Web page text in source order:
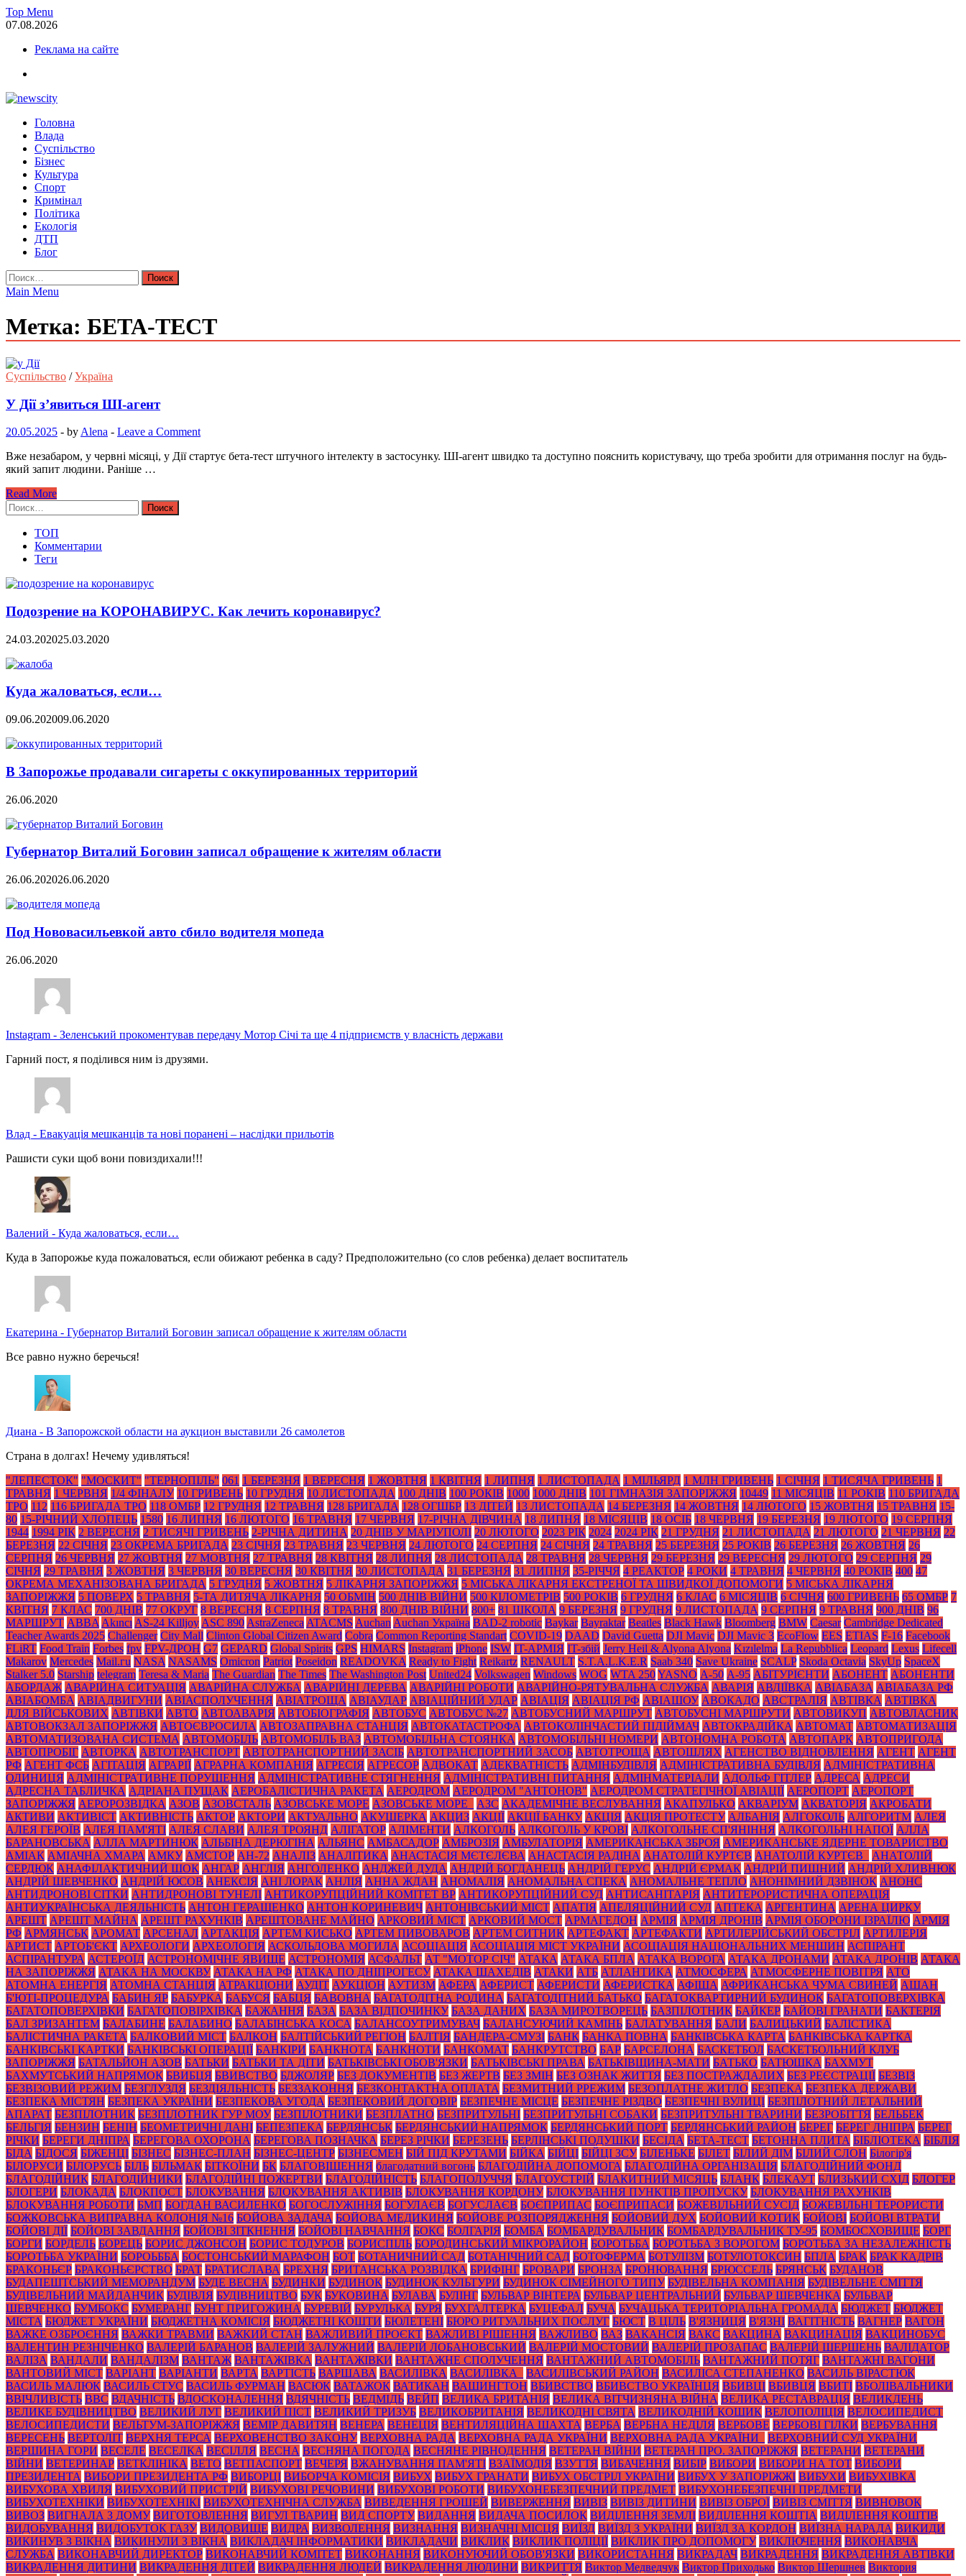
Skip
to
Top Menu
07.08.2026
Реклама на сайте
NewsCity — свежие новости Запорожья сегодня
Новости Запорожья и Запорожской области сегодня. События Запорожья, коррупция, политика, дтп, новости спорта
Головна
Влада
Суспільство
Бізнес
Культура
Спорт
Кримінал
Політика
Екологія
ДТП
Блог
Найти:
Main Menu
Метка: БЕТА-ТЕСТ
Суспільство /Україна
У Дії з’явиться ШІ-агент
20.05.2025 - by Alena - Leave a Comment
Вже незабаром, у червні місяці, у Дії стартує бета-тест штучного інтелекту в застосунку. ШІ-агент швидко та доступно пояснить користувачу, що треба зробити для отримання послуг на будь-
який запит людини. Раніше …
Read More
Найти:
ТОП
Комментарии
Теги
Подозрение на КОРОНАВИРУС. Как лечить коронавирус?
24.03.202025.03.2020
Куда жаловаться, если…
09.06.202009.06.2020
В Запорожье продавали сигареты с оккупированных территорий
26.06.2020
Губернатор Виталий Боговин записал обращение к жителям области
26.06.202026.06.2020
Под Нововасильевкой авто сбило водителя мопеда
26.06.2020
Instagram - Зеленський прокоментував передачу Мотор Січі та ще 4 підприємств у власність держави
Гарний пост, я поділився ним із друзями.
Влад - Евакуація мешканців та нові поранені – наслідки прильотів
Рашисти суки щоб вони повиздихали!!!
Валений - Куда жаловаться, если…
Куда в Запорожье куда пожаловаться, если обижают ребенка в саду? Предположительно (со слов ребенка) делает воспитатель
Екатерина - Губернатор Виталий Боговин записал обращение к жителям области
Все равно нужно беречься!
Диана - В Запорожской области на аукцион выставили 26 самолетов
Страна в долгах! Нечему удивляться!
"ЛЕПЕСТОК" "МОСКИТ" "ТЕРНОПІЛЬ" 061 1 БЕРЕЗНЯ 1 ВЕРЕСНЯ 1 ЖОВТНЯ 1 КВІТНЯ 1 ЛИПНЯ 1 ЛИСТОПАДА 1 МІЛЬЯРД 1 МЛН ГРИВЕНЬ 1 СІЧНЯ 1 ТИСЯЧА ГРИВЕНЬ 1
ТРАВНЯ 1 ЧЕРВНЯ 1/4 ФІНАЛУ 10 ГРИВЕНЬ 10 ГРУДНЯ 10 ЛИСТОПАДА 100 ДНІВ 100 РОКІВ 1000 1000 ДНІВ 101 ГІМНАЗІЯ ЗАПОРІЖЖЯ 10449 11 МІСЯЦІВ 11 РОКІВ 110 БРИГАДА
ТРО 112 116 БРИГАДА ТРО 118 ОМБР 12 ГРУДНЯ 12 ТРАВНЯ 128 БРИГАДА 128 ОГШБР 13 ДІТЕЙ 13 ЛИСТОПАДА 14 БЕРЕЗНЯ 14 ЖОВТНЯ 14 ЛЮТОГО 15 ЖОВТНЯ 15 ТРАВНЯ 15-
80 15-РІЧНИЙ ХЛОПЕЦЬ 1580 16 ЛИПНЯ 16 ЛЮТОГО 16 ТРАВНЯ 17 ЧЕРВНЯ 17-РІЧНА ДІВЧИНА 18 ЛИПНЯ 18 МІСЯЦІВ 18 ОСІБ 18 ЧЕРВНЯ 19 БЕРЕЗНЯ 19 ЛЮТОГО 19 СЕРПНЯ
1944 1994 РІК 2 ВЕРЕСНЯ 2 ТИСЯЧІ ГРИВЕНЬ 2-РІЧНА ДИТИНА 20 ДНІВ У МАРІУПОЛІ 20 ЛЮТОГО 2023 РІК 2024 2024 РІК 21 ГРУДНЯ 21 ЛИСТОПАДА 21 ЛЮТОГО 21 ЧЕРВНЯ 22
БЕРЕЗНЯ 22 СІЧНЯ 23 ОКРЕМА БРИГАДА 23 СІЧНЯ 23 ТРАВНЯ 23 ЧЕРВНЯ 24 ЛЮТОГО 24 СЕРПНЯ 24 СІЧНЯ 24 ТРАВНЯ 25 БЕРЕЗНЯ 25 РОКІВ 26 БЕРЕЗНЯ 26 ЖОВТНЯ 26
СЕРПНЯ 26 ЧЕРВНЯ 27 ЖОВТНЯ 27 МОВТНЯ 27 ТРАВНЯ 28 КВІТНЯ 28 ЛИПНЯ 28 ЛИСТОПАДА 28 ТРАВНЯ 28 ЧЕРВНЯ 29 БЕРЕЗНЯ 29 ВЕРЕСНЯ 29 ЛЮТОГО 29 СЕРПНЯ 29
СІЧНЯ 29 ТРАВНЯ 3 ЖОВТНЯ 3 ЧЕРВНЯ 30 ВЕРЕСНЯ 30 КВІТНЯ 30 ЛИСТОПАДА 31 БЕРЕЗНЯ 31 ЛИПНЯ 35-РІЧЧЯ 4 РЕАКТОР 4 РОКИ 4 ТРАВНЯ 4 ЧЕРВНЯ 40 РОКІВ 400 47
ОКРЕМА МЕХАНІЗОВАНА БРИГАДА 5 ГРУДНЯ 5 ЖОВТНЯ 5 ЛІКАРНЯ ЗАПОРІЖЖЯ 5 МІСЬКА ЛІКАРНЯ ЕКСТРЕНОЇ ТА ШВИДКОЇ ДОПОМОГИ 5 МІСЬКА ЛІКАРНЯ
ЗАПОРІЖЖЯ 5 ПОВЕРХ 5 ТРАВНЯ 5-ТА ДИТЯЧА ЛІКАРНЯ 50 ОБМІН 500 ДНІВ ВІЙНИ 500 КІЛОМЕТРІВ 500 РОКІВ 6 ГРУДНЯ 6 КЛАС 6 МІСЯЦІВ 6 СІЧНЯ 600 ГРИВЕНЬ 65 ОМБР 7
КВІТНЯ 7 КЛАС 700 ДНІВ 77 ОКРУГ 8 ВЕРЕСНЯ 8 СЕРПНЯ 8 ТРАВНЯ 800 ДНІВ ВІЙНИ 800+ 81 ШКОЛА 9 БЕРЕЗНЯ 9 ГРУДНЯ 9 ЛИСТОПАДА 9 СЕРПНЯ 9 ТРАВНЯ 900 ДНІВ 96
МАРШРУТ ABBA Akıncı AS-24 Killjoy ASC 890 AstraZeneca ATACMS Auchan Auchan Україна BAD-2 robotic Baykar Bayraktar Beatles Black Нawk Bloomberg BMW Caesar Cambridge Dedicated
Teacher Awards 2025 Challenger City Mall Clinton Global Citizen Award Cobra Common Reporting Standart COVID-19 DAAD David Guetta DJI Mavic DJI Mavic 3 EcoFlow EES ETIAS F-16 Facebook
FLiRT Food Train Forbes fpv FPV-ДРОН G7 GEPARD Global Spirits GPS HIMARS Instagram iPhone ISW IT-АРМІЯ IT-збій Jerry Heil & Alyona Alyona Kızılelma La Repubblica Leopard Lexus Lifecell
Makarov Mercedes Mаil.гu NASA NASAMS Omicron Patriot Poseidon READOVKA Ready to Fight Reikartz RENAULT S.T.A.L.K.E.R Saab 340 Save Ukraine SCALP Skoda Octavia SkyUp SpaceX
Stalker 5.0 Starship telegram Teresa & Maria The Guardian The Times The Washington Post United24 Volkswagen Windows WOG WTA 250YASNO А-50 А-95 АБІТУРІЄНТИ АБОНЕНТ АБОНЕНТИ
АБОРДАЖ АВАРІЙНА СИТУАЦІЯ АВАРІЙНА СЛУЖБА АВАРІЙНІ ДЕРЕВА АВАРІЙНІ РОБОТИ АВАРІЙНО-РЯТУВАЛЬНА СЛУЖБА АВАРІЯ АВДІЇВКА АВІАБАЗА АВІАБАЗА РФ
АВІАБОМБА АВІАДВИГУНИ АВІАСПОЛУЧЕННЯ АВІАТРОЩА АВІАУДАР АВІАЦІЙНИЙ УДАР АВІАЦІЯ АВІАЦІЯ РФ АВІАШОУ АВОКАДО АВСТРАЛІЯ АВТІВКА АВТІВКА
ДЛЯ ВІЙСЬКОВИХ АВТІВКИ АВТО АВТОАВАРІЯ АВТОБІОГРАФІЯ АВТОБУС АВТОБУС №27 АВТОБУСНИЙ МАРШРУТ АВТОБУСНІ МАРШРУТИ АВТОВИКУП АВТОВЛАСНИК
АВТОВОКЗАЛ ЗАПОРІЖЖЯ АВТОЄВРОСИЛА АВТОЗАПРАВНА СТАНЦІЯ АВТОКАТАСТРОФА АВТОКОЛІНЧАСТИЙ ПІДІЙМАЧ АВТОКРАДІЙКА АВТОМАТ АВТОМАТИЗАЦІЯ
АВТОМАТИЗОВАНА СИСТЕМА АВТОМОБІЛЬ АВТОМОБІЛЬ ВАЗ АВТОМОБІЛЬНА СТОЯНКА АВТОМОБІЛЬНІ НОМЕРИ АВТОНОМНА РОБОТА АВТОПАРК АВТОПРИГОДА
АВТОПРОБІГ АВТОРКА АВТОТРАНСПОРТ АВТОТРАНСПОРТНИЙ ЗАСІБ АВТОТРАНСПОРТНИЙ ЗАСОБ АВТОТРОЩА АВТОШЛЯХ АГЕНСТВО ВІДНОВЛЕННЯ АГЕНТ АГЕНТ
РФ АГЕНТ ФСБ АГІТАЦІЯ АГРАРІЇ АГРАРНА КОМПАНІЯ АГРЕСІЯ АГРЕСОР АДВОКАТ АДЕКВАТНІСТЬ АДМІНБУДІВЛЯ АДМІНІСТРАТИВНА БУДІВЛЯ АДМІНІСТРАТИВНА
ОДИНИЦЯ АДМІНІСТРАТИВНЕ ПОРУШЕННЯ АДМІНІСТРАТИВНЕ СТЯГНЕННЯ АДМІНІСТРАТИВНІ ПИТАННЯ АДМІНМАТЕРІАЛИ АДОЛЬФ ГІТЛЕР АДРЕСА АДРЕСИ
АДРЕСНА ТАБЛИЧКА АДРІАНА ПУЩАК АЕРОБАЛІСТИЧНА РАКЕТА АЕРОДРОМ АЕРОДРОМ "АНТОНОВ" АЕРОДРОМ СТРАТЕГІЧНОЇ АВІАЦІЇ АЕРОПОРТ АЕРОПОРТ
ЗАПОРІЖЖЯ АЕРОРОЗВІДКА АЗОВ АЗОВСТАЛЬ АЗОВСЬКЕ МОРЕ АЗОВСЬКЕ МОРЕ_ АЗС АКАДЕМІЧНЕ ВЕСЛУВАННЯ АКАПУЛЬКО АКВАРІУМ АКВАТОРІЯ АКРОБАТИ
АКТИВИ АКТИВІСТ АКТИВНІСТЬ АКТОР АКТОРИ АКТУАЛЬНО АКУШЕРКА АКЦИЗ АКЦІЇ АКЦІЇ БАНКУ АКЦІЯ АКЦІЯ ПРОТЕСТУ АЛБАНІЯ АЛГОКОЛЬ АЛГОРИТМ АЛЕЯ
АЛЕЯ ГЕРОЇВ АЛЕЯ ПАМ'ЯТІ АЛЕЯ СЛАВИ АЛЕЯ ТРОЯНД АЛІГАТОР АЛІМЕНТИ АЛКОГОЛЬ АЛКОГОЛЬ У КРОВІ АЛКОГОЛЬНЕ СП'ЯНІННЯ АЛКОГОЛЬНІ НАПОЇ АЛЛА
БАРАНОВСЬКА АЛЛА МАРТИНЮК АЛЬБІНА ДЕРЮГІНА АЛЬЯНС АМБАСАДОР АМБРОЗІЯ АМБУЛАТОРІЯ АМЕРИКАНСЬКА ЗБРОЯ АМЕРИКАНСЬКЕ ЯДЕРНЕ ТОВАРИСТВО
АМІАК АМІАЧНА ХМАРА АМКУ АМСТОР АН-72 АНАЛІЗ АНАЛІТИКА АНАСТАСІЯ МЄТЄЛЄВА АНАСТАСІЯ РАДІНА АНАТОЛІЙ КУРТЄВ АНАТОЛІЙ КУРТЄВ_
АНАТОЛІЙ
СЕРДЮК АНАФІЛАКТИЧНИЙ ШОК АНГАР АНГЛІЯ АНГОЛЕНКО АНДЖЕЙ ДУДА АНДРІЙ БОГДАНЕЦЬ АНДРІЙ ГЕРУС АНДРІЙ ЄРМАК АНДРІЙ ПИШНИЙ АНДРІЙ ХЛИВНЮК
АНДРІЙ ШЕВЧЕНКО АНДРІЙ ЮСОВ АНЕКСІЯ АНІ ЛОРАК АНЛІЯ АННА ЖДАН АНОМАЛІЯ АНОМАЛЬНА СПЕКА АНОМАЛЬНЕ ТЕПЛО АНОНІМНИЙ ДЗВІНОК АНОНС
АНТИДРОНОВІ СІТКИ АНТИДРОНОВІ ТУНЕЛІ АНТИКОРУПЦІЙНИЙ КОМІТЕТ ВР АНТИКОРУПЦІЙНИЙ СУД АНТИСАНІТАРІЯ АНТИТЕРОРИСТИЧНА ОПЕРАЦІЯ
АНТИУКРАЇНСЬКА ДЕЯЛЬНІСТЬ АНТОН ГЕРАЩЕНКО АНТОН КОРИНЕВИЧ АНТОНІВСЬКИЙ МІСТ АПАТІЯ АПЕЛЯЦІЙНИЙ СУД АПТЕКА АРГЕНТИНА АРЕНА ЦИРКУ
АРЕШТ АРЕШТ МАЙНА АРЕШТ РАХУНКІВ АРЕШТОВАНЕ МАЙНО АРКОВИЙ МІСТ АРКОВИЙ МОСТ АРМАГЕДОН АРМІЯ АРМІЯ ДРОНІВ АРМІЯ ОБОРОНИ ІЗРАЇЛЮ АРМІЯ
РФ АРМЯНСЬК АРОМАТ АРСЕНАЛ АРТАКЦІЯ АРТЕМ КИСЬКО АРТЕМ ПИВОВАРОВ АРТЕМ СИТНИК АРТЕФАКТ АРТЕФАКТИ АРТИЛЕРІЙСЬКИЙ ОБСТРІЛ АРТИЛЕРІЯ
АРТИСТ АРТОБ'ЄКТ АРХЕОЛОГИ АРХЕОЛОГІЯ АСКОЛЬДОВА МОГИЛА АСОЦІАЦІЯ АСОЦІАЦІЯ МІСТ УКРАЇНИ АСОЦІАЦІЯ НАЦІОНАЛЬНИХ МЕНШИН АСПІРАНТ
АСПІРАНТУРА АСТЕРОЇД АСТРОНОМІЧНЕ ЯВИЩЕ АСТРОНОМІЯ АСФАЛЬТ АТ "МОТОР СІЧ" АТАКА АТАКА БПЛА АТАКА ВОРОГА АТАКА ДРОНАМИ АТАКА ДРОНІВ АТАКА
НА ЗАПОРІЖЖЯ АТАКА НА МОСКВУ АТАКА НА РФ АТАКА ПО ДНІПРОГЕСУ АТАКА ШАХЕДІВ АТАКИ АТБ АТЛАНТИКА АТМОСФЕРА АТМОСФЕРНЕ ПОВІТРЯ АТО
АТОМНА ЕНЕРГІЯ АТОМНА СТАНЦІЯ АТРАКЦІОНИ АУДІТ АУКЦІОН АУТИЗМ АФЕРА АФЕРИСТ АФЕРИСТИ АФЕРИСТКА АФІША АФРИКАНСЬКА ЧУМА СВИНЕЙ АШАН
Б'ЮТІ-ПРОЦЕДУРА БАБИН ЯР БАБУРКА БАБУСЯ БАБЦЯ БАВОВНА БАГАТОДІТНА РОДИНА БАГАТОДІТНИЙ БАТЬКО БАГАТОКВАРТИРНИЙ БУДИНОК БАГАТОПОВЕРХІВКА
БАГАТОПОВЕРХІВКИ БАГАТОПОВІРХІВКА БАЖАННЯ БАЗА БАЗА ВІДПОЧИНКУ БАЗА ДАНИХ БАЗА МИРОТВОРЕЦЬ БАЗПІЛОТНИК БАЙКЕР БАЙОВІ ГРАНАТИ БАКТЕРІЯ
БАЛ ЗРИЗАНТЕМ БАЛАБИНЕ БАЛАБИНО БАЛАБІНСЬКА КОСА БАЛАНСОУТРИМУВАЧ БАЛАНСУЮЧИЙ КАМІНЬ БАЛАТУВАННЯ БАЛИ БАЛИЦЬКИЙ БАЛІСТИКА
БАЛІСТИЧНА РАКЕТА БАЛКОВИЙ МІСТ БАЛКОН БАЛТІЙСЬКИЙ РЕГІОН БАЛТІЯ БАНДЕРА-СМУЗІ БАНК БАНКА ПОВНА БАНКІВСЬКА КАРТА БАНКІВСЬКА КАРТКА
БАНКІВСЬКІ КАРТКИ БАНКІВСЬКІ ОПЕРАЦІЇ БАНКІРИ БАНКНОТА БАНКНОТИ БАНКОМАТ БАНКРУТСТВО БАР БАРСЕЛОНА БАСКЕТБОЛ БАСКЕТБОЛЬНИЙ КЛУБ
ЗАПОРІЖЖЯ БАТАЛЬЙОН АЗОВ БАТЬКИ БАТЬКИ ТА ДІТИ БАТЬКІВСЬКІ ОБОВ'ЯЗКИ БАТЬКІВСЬКІ ПРАВА БАТЬКІВЩИНА-МАТИ БАТЬКО БАТЮШКА БАХМУТ
БАХМУТСЬКИЙ НАПРЯМОК БВИБЦЯ БВИВСТВО БДЖОЛЯР БЕЗ ДОКУМЕНТІВ БЕЗ ЖЕРТВ БЕЗ ЗМІН БЕЗ ОЗНАК ЖИТТЯ БЕЗ ПОСТРАЖДАЛИХ БЕЗ РЕЄСТРАЦІЇ БЕЗВІЗ
БЕЗВІЗОВИЙ РЕЖИМ БЕЗГЛУЗДЯ БЕЗДІЯЛЬНІСТЬ БЕЗЗАКОННЯ БЕЗКОНТАКТНА ОПЛАТА БЕЗМИТНИЙ РРЕЖИМ БЕЗОПЛАТНЕ ЖИТЛО БЕЗПЕКА БЕЗПЕКА ДЕРЖАВИ
БЕЗПЕКА МІСТЯН БЕЗПЕКА УКРАЇНИ БЕЗПЕКОВА УГОДА БЕЗПЕКОВИЙ ДОГОВІР БЕЗПЕЧНЕ МІСЦЕ БЕЗПЕЧНЕ РІЗДВО БЕЗПЕЧНІ ВУЛИЦІ БЕЗПІЛОТНИЙ ЛЕТАЛЬНИЙ
АПАРАТ БЕЗПІЛОТНИК БЕЗПІЛОТНИК ГУР МОУ БЕЗПІЛОТНИКИ БЕЗПЛАТНО БЕЗПРИТУЛЬНІ БЕЗПРИТУЛЬНІ СОБАКИ БЕЗПРИТУЛЬНІ ТВАРИНИ БЕЗРОБІТТЯ БЕЛЬБЕК
БЕЛЬГІЯ БЕНЗИН БЕНІН БЕОМЕТРИЧНІ ДАНІ БЕПЕЗПЕКА БЕРДЯНСЬК БЕРДЯНСЬКИЙ НАПРЯМОК БЕРДЯНСЬКИЙ ПОРТ БЕРДЯНСЬКИЙ РАЙОН БЕРЕГ БЕРЕГ ДНІПРА БЕРЕГ
РІЧКИ БЕРЕГИ ДНІПРА БЕРЕГОВА ОХОРОНА БЕРЕГОВА ПОЗНАЧКА БЕРЕЗ РІЧКИ БЕРЕЗЕНЬ БЕРЛІНСЬКІ ПОДУШКИ БЕСІДА БЕТА-ТЕСТ БЕТОННА ПЛИТА БІБЛІОТЕКА БІБЛІЯ
БІДА БІДОСЯ БІЖЕНЦІ БІЗНЕС БІЗНЕС-ПЛАН БІЗНЕС-ЦЕНТР БІЗНЕСМЕН БІЙ ПІД КРУТАМИ БІЙКА БІЙЦІ БІЙЦІ ЗСУ БІЛЕНЬКЕ БІЛЕТ БІЛИЙ ДІМ БІЛИЙ СЛОН Білогір'я
БІЛОРУСИ БІЛОРУСЬ БІЛЬ БІЛЬМАК БІТКОЇНИ БК БЛАГОВІЩЕННЯ благодатний вогонь БЛАГОДІЙНА ДОПОМОГА БЛАГОДІЙНА ОРГАНІЗАЦІЯ БЛАГОДІЙНИЙ ФОНД
БЛАГОДІЙНИК БЛАГОДІЙНИКИ БЛАГОДІЙНІ ПОЖЕРТВИ БЛАГОДІЙНІСТЬ БЛАГОПОЛУЧЧЯ БЛАГОУСТРІЙ БЛАКИТНИЙ МІСЯЦЬ БЛАНК БЛЕКАУТ БЛИЗЬКИЙ СХІД БЛОГЕР
БЛОГЕРИ БЛОКАДА БЛОКПОСТ БЛОКУВАННЯ БЛОКУВАННЯ АКТИВІВ БЛОКУВАННЯ КОРДОНУ БЛОКУВАННЯ ПУНКТІВ ПРОПУСКУ БЛОКУВАННЯ РАХУНКІВ
БЛОКУВАННЯ РОБОТИ БМП БОГДАН ВАСИЛЕНКО БОГОСЛУЖІННЯ БОГУЛАЄВ БОГУСЛАЄВ БОЄПРИПАС БОЄПРИПАСИ БОЖЕВІЛЬНИЙ СУСІД БОЖЕВІЛЬНІ ТЕРОРИСТИ
БОЖКОВСЬКА ВИПРАВНА КОЛОНІЯ №16 БОЙОВА ЗАДАЧА БОЙОВА МЕДИКИНЯ БОЙОВЕ РОЗПОРЯДЖЕННЯ БОЙОВИЙ ДУХ БОЙОВИЙ КОТИК БОЙОВІ БОЙОВІ ВТРАТИ
БОЙОВІ ДІЇ БОЙОВІ ЗАВДАННЯ БОЙОВІ ЗІТКНЕННЯ БОЙОВІ НАВЧАННЯ БОКС БОЛГАРІЯ БОМБА БОМБАРДУВАЛЬНИК БОМБАРДУВАЛЬНИК ТУ-95 БОМБОСХОВИЩЕ БОРГ
БОРГИ БОРДЕЛЬ БОРЕЦЬ БОРИС ДЖОНСОН БОРИС ТОДУРОВ БОРИСПІЛЬ БОРОДИНСЬКИЙ МІКРОРАЙОН БОРОТЬБА БОРОТЬБА З ВОРОГОМ БОРОТЬБА ЗА НЕЗАЛЕЖНІСТЬ
БОРОТЬБА УКРАЇНИ БОРОЬББА БОСТОНСЬКИЙ МАРАФОН БОТ БОТАНИЧНИЙ САД БОТАНІЧНИЙ САД БОТОФЕРМА БОТУЛІЗМ БОТУЛОТОКСИН БПЛА БРАК БРАК КАДРІВ
БРАКОНЬЄР БРАКОНЬЄРСТВО БРАТ БРАТИСЛАВА БРЕХНЯ БРИТАНСЬКА РОЗВІДКА БРИФІНГ БРОВАРИ БРОНЗА БРОНЮВАННЯ БРЮССЕЛЬ БРЯНСЬК БУДАНОВ
БУДАПЕШТСЬКИЙ МЕМОРАНДУМ БУДЕ ВЕСНА БУДИНКИ БУДИНОК БУДИНОК КУЛЬТУРИ БУДИНОК СІМЕЙНОГО ТИПУ БУДІВЕЛЬНА КОМПАНІЯ БУДІВЕЛЬНЕ СМІТТЯ
БУДІВЕЛЬНИЙ МАЙДАНЧИК БУДІВЛЯ БУДІВНИЦТВО БУК БУКОВИНА БУЛАВА БУЛІНГ БУЛЬВАР ВІНТЕРА БУЛЬВАР ЦЕНТРАЛЬНИЙ БУЛЬВАР ШЕВЧЕНКА БУЛЬВАР
ШЕВЧЕНКО БУМБОКС БУМЕРАНГ БУНТ ПРИГОЖИНА БУРЕВІЙ БУРУЛЬКА БУРЯ БУХГАЛТЕРКА БУЦЕФАЛ БУЧА БУЧАЦЬКА ТЕРИТОРІАЛЬНА ГРОМАДА БЮДЖЕТ БЮДЖЕТ
МІСТА БЮДЖЕТ УКРАЇНИ БЮДЖЕТНА КОМІСІЯ БЮДЖЕТНІ КОШТИ БЮЛЕТЕНІ БЮРО РИТУАЛЬНИХ ПОСЛУГ БЮСТ В ЦІЛЬ В'ЯЗНИЦЯ В'ЯЗНІ ВАГІТНІСТЬ ВАГНЕР ВАГОН
ВАЖКЕ ОЗБРОЄННЯ ВАЖКИ ТРАВМИ ВАЖКИЙ СТАН ВАЖЛИВИЙ ПРОЄКТ ВАЖЛИВІ РІШЕННЯ ВАЖЛИВО ВАЗ ВАКАНСІЯ ВАКС ВАКЦИНА ВАКЦИНАЦІЯ ВАКЦИНОБУС
ВАЛЕНТИН РЕЗНІЧЕНКО ВАЛЕРІЙ БАРАНОВ ВАЛЕРІЙ ЗАЛУЖНИЙ ВАЛЕРІЙ ЛОБАНОВСЬКИЙ ВАЛЕРІЙ МОСТОВИЙ ВАЛЕРІЙ ПРОЗАПАС ВАЛЕРІЙ ШЕРШЕНЬ ВАЛІДАТОР
ВАЛІЗА ВАНДАЛИ ВАНДАЛІЗМ ВАНТАЖ ВАНТАЖІВКА ВАНТАЖІВКИ ВАНТАЖНЕ СПОЛУЧЕННЯ ВАНТАЖНИЙ АВТОМОБІЛЬ ВАНТАЖНИЙ ПОТЯГ ВАНТАЖНІ ВАГОНИ
ВАНТОВИЙ МІСТ ВАРІАНТ ВАРІАНТИ ВАРТА ВАРТІСТЬ ВАРШАВА ВАСИЛІВКА ВАСИЛІВКА_ ВАСИЛІВСЬКИЙ РАЙОН ВАСИЛІСА СТЕПАНЕНКО ВАСИЛЬ ВІРАСТЮК
ВАСИЛЬ МАЛЮК ВАСИЛЬ СТУС ВАСИЛЬ ФУРМАН ВАСЮК ВАТАЖОК ВАТИКАН ВАШИНГТОН ВБИВСТВО ВБИВСТВО УКРАЇНЦЯ ВБИВЦІ ВБИВЦЯ ВБИТІ ВБОЛІВАЛЬНИКИ
ВВІЧЛИВІСТЬ ВВС ВДАЧНІСТЬ ВДОСКОНАЛЕННЯ ВДЯЧНІСТЬ ВЕДМІДЬ ВЕЙП ВЕЛИКА БРИТАНІЯ ВЕЛИКА ВІТЧИЗНЯНА ВІЙНА ВЕЛИКА РЕСТАВРАЦІЯ ВЕЛИКДЕНЬ
ВЕЛИКЕ БУДІВНИЦТВО ВЕЛИКИЙ ЛУГ ВЕЛИКИЙ ПІСТ ВЕЛИКИЙ ТРИЗУБ ВЕЛИКОБРИТАНІЯ ВЕЛИКОДНІ СВЯТА ВЕЛИКОДНІЙ КОШИК ВЕЛОПОЛІЦІЯ ВЕЛОСИПЕДИСТ
ВЕЛОСИПЕДИСТИ ВЕЛЬТУМ-ЗАПОРІЖЖЯ ВЕМІР ДАВИТЯН ВЕНЕРА ВЕНЕЦІЯ ВЕНТИЛЯЦІЙНА ШАХТА ВЕРБА ВЕРБНА НЕДІЛЯ ВЕРБОВЕ ВЕРБОВІ ГІЛКИ ВЕРБУВАННЯ
ВЕРЕСЕНЬ ВЕРТОЛІТ ВЕРХНЯ ТЕРСА ВЕРХОВЕНСТВО ЗАКОНУ ВЕРХОВНА РАДА ВЕРХОВНА РАДА УКРАЇНИ ВЕРХОВНА РАДА УКРАЇНИ_
ВЕРХОВНИЙ СУД УКРАЇНИ
ВЕРШИНА ГОРИ ВЕСЕЛЕ ВЕСЕЛКА ВЕСІЛЛЯ ВЕСНА ВЕСНЯНА ПОГОДА ВЕСНЯНЕ РІВНОДЕННЯ ВЕТЕРАН ВІЙНИ ВЕТЕРАН ПРО. ЗАПОРІЖЖЯ ВЕТЕРАНИ ВЕТЕРАНИ
ВІЙНИ ВЕТЕРИНАР ВЕТКЛІНІКА ВЕТО ВЕТПАСПОРТ ВЕЧЕРЯ ВЖАНУВАННЯ ПАМ'ЯТІ ВЗАЇМОДІЯ ВЗУТТЯ ВИБАЧЕННЯ ВИБІР ВИБОРИ ВИБОРИ НА ТОТ ВИБОРИ
ПРЕЗИДЕНТА ВИБОРИ ПРЕЗИДЕНТА РФ ВИБОРЦІ ВИБОРЧА КОМІСІЯ ВИБУХ ВИБУХ ГРАНАТИ ВИБУХ ОБСТРІЛ УКРАЇНИ ВИБУХ У ЗАПОРІЖЖІ ВИБУХИ ВИБУХІВКА
ВИБУХОВА ХВИЛЯ ВИБУХОВИЙ ПРИСТРІЙ ВИБУХОВІ РЕЧОВИНИ ВИБУХОВІ РОБОТИ ВИБУХОНЕБЕЗПЕЧНИЙ ПРЕДМЕТ ВИБУХОНЕБЕЗПЕЧНІ ПРЕДМЕТИ
ВИБУХОТЕХНІКИ ВИБУХОТЕХНІКІ ВИБУХОТЕХНІЧНА СЛУЖБА ВИВЕДЕННЯ ГРОШЕЙ ВИВЕРЖЕННЯ ВИВІЗ ВИВІЗ ДИТИНИ ВИВІЗ ОБРОЇ ВИВІЗ СМІТТЯ ВИВНОВОК
ВИВОЗ ВИГНАЛА З ДОМУ ВИГОТОВЛЕННЯ ВИГУЛ ТВАРИН ВИД СПОРТУ ВИДАННЯ ВИДАЧА ПОСИЛОК ВИДІЛЕННЯ ЗЕМЛІ ВИДІЛЕННЯ КОШТІА ВИДІЛЕННЯ КОШТІВ
ВИДОБУВАННЯ ВИДОБУТОК ГАЗУ ВИДОВИЩЕ ВИДРА ВИЗВОЛЕННЯ ВИЗНАННЯ ВИЗНАЧНІ МІСЦЯ ВИЇЗД ВИЇЗД З УКРАЇНИ ВИЇЗД ЗА КОРДОН ВИЇЗНА НАРАДА ВИКИДИ
ВИКИНУВ З ВІКНА ВИКИНУЛИ З ВІКНА ВИКЛАДАЧ ІНФОРМАТИКИ ВИКЛАДАЧИ ВИКЛИК ВИКЛИК ПОЛІЦІЇ ВИКЛИК ПРО ДОПОМОГУ ВИКЛЮЧЕННЯ ВИКОНАВЧА
СЛУЖБА ВИКОНАВЧИЙ ДИРЕКТОР ВИКОНАВЧИЙ КОМІТЕТ ВИКОНАННЯ ВИКОНУЮЧИЙ ОБОВ'ЯЗКИ ВИКОРИСТАННЯ ВИКРАДАЧ ВИКРАДЕННЯ ВИКРАДЕННЯ АВТІВКИ
ВИКРАДЕННЯ ДИТИНИ ВИКРАДЕННЯ ДІТЕЙ ВИКРАДЕННЯ ЛЮДЕЙ ВИКРАДЕННЯ ЛЮДИНИ ВИКРИТТЯ Виктор Медведчук Виктор Приходько Виктор Шершнев Виктория